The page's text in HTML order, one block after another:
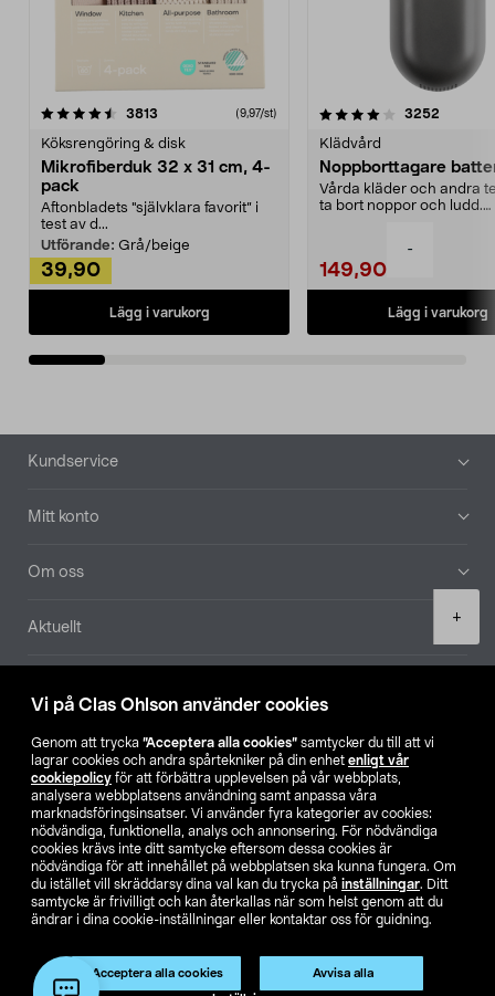
Vi på Clas Ohlson använder cookies
Genom att trycka ”Acceptera alla cookies” samtycker du till att vi
lagrar cookies och andra spårtekniker på din enhet enligt vår
cookiepolicy för att förbättra upplevelsen på vår webbplats,
analysera webbplatsens användning samt anpassa våra
marknadsföringsinsatser. Vi använder fyra kategorier av cookies:
nödvändiga, funktionella, analys och annonsering. För nödvändiga
cookies krävs inte ditt samtycke eftersom dessa cookies är
nödvändiga för att innehållet på webbplatsen ska kunna fungera. Om
du istället vill skräddarsy dina val kan du trycka på inställningar. Ditt
samtycke är frivilligt och kan återkallas när som helst genom att du
ändrar i dina cookie-inställningar eller kontaktar oss för guidning.
Acceptera alla cookies Avvisa alla
-
+
3813 (9,97/st)
Köksrengöring & disk
Mikrofiberduk 32 x 31 cm, 4-
pack
Aftonbladets "självklara favorit” i
test av d...
Utförande: Grå/beige
39,90
Lägg i varukorg
4.0av 5 stjärnor 3252
Klädvård
Noppborttagare
Vårda kläder och andra
ta bort noppor och ludd.
149,90
Lägg i varukorg
4.5av 5 stjärnor
Sidfot
Kundservice
Mitt konto
Om oss
Aktuellt
Hitta butik
SE NO FI
Ändra till priser exklusive moms